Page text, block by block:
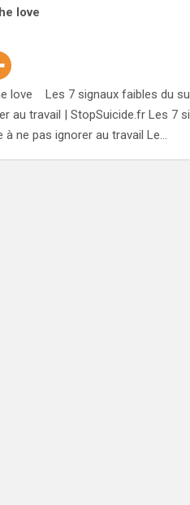
love
love Les 7 signaux faibles du
au travail | StopSuicide.fr Les 7
à ne pas ignorer au travail Le…